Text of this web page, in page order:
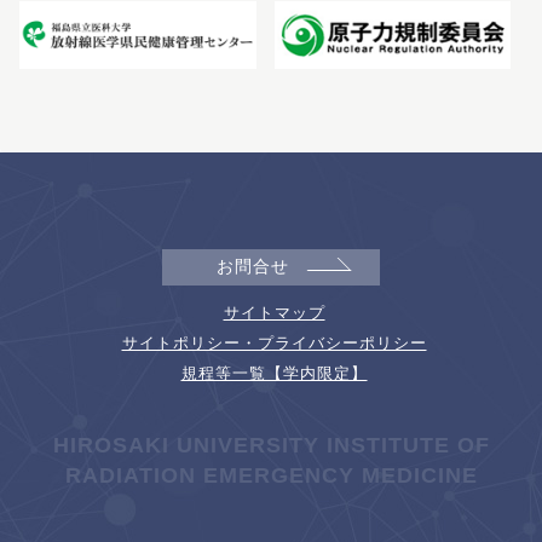
お問合せ
サイトマップ
サイトポリシー・プライバシーポリシー
規程等一覧【学内限定】
HIROSAKI UNIVERSITY INSTITUTE OF
RADIATION EMERGENCY MEDICINE